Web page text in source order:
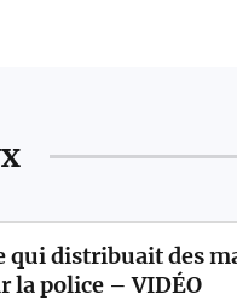
qui distribuait des
la police – VIDÉO